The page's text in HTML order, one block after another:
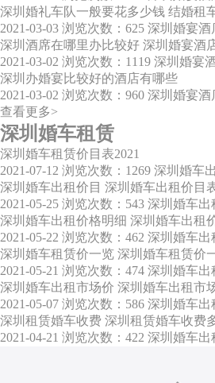
深圳婚礼车队一般要花多少钱 结婚租
2021-03-03 浏览次数：625 深圳婚宴酒
深圳酒席在哪里办比较好 深圳婚宴酒
2021-03-02 浏览次数：1119 深圳婚宴
深圳办婚宴比较好的酒店有哪些
2021-03-02 浏览次数：960 深圳婚宴酒
查看更多>
深圳婚车租赁
深圳婚车租赁价目表2021
2021-07-12 浏览次数：1269 深圳婚车
深圳婚车出租价目 深圳婚车出租价目
2021-05-25 浏览次数：543 深圳婚车出
深圳婚车出租价格明细 深圳婚车出租
2021-05-22 浏览次数：462 深圳婚车出
深圳婚车租赁价一览 深圳婚车租赁价
2021-05-21 浏览次数：474 深圳婚车出
深圳婚车出租市场价 深圳婚车出租市
2021-05-07 浏览次数：586 深圳婚车出
深圳租赁婚车收费 深圳租赁婚车收费
2021-04-21 浏览次数：422 深圳婚车出